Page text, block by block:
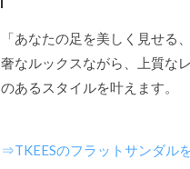
「あなたの足を美しく見せ
奢なルックスながら、上質な
のあるスタイルを叶えます。
⇒TKEESのフラットサンダル